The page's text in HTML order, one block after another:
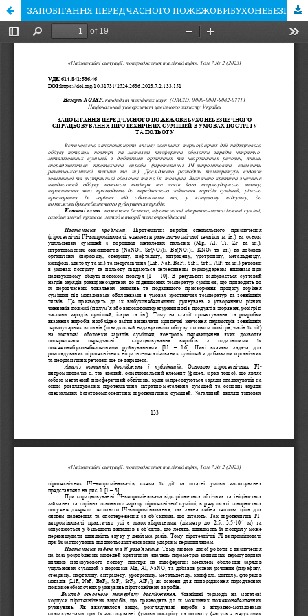
ЗАПОБІГАННЯ ПЕРЕДЧАСНОГО ПОЖЕЖОВИБУХОНЕБЕЗПЕЧНОГО СПРАЦЬОВУВАННЯ ПІРОТЕХНІЧНИХ СУМІШЕЙ В УМОВАХ ПОСТРІЛУ ТА ПОЛЬОТУ